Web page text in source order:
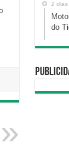
2 dias
do